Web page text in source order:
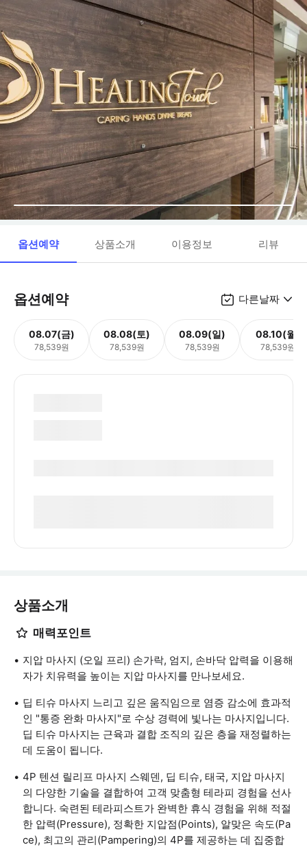
옵션예약 상품소개 이용정보 리뷰
옵션예약 다른날짜
08.07(금)
78,539원
08.08(토)
78,539원
08.09(일)
78,539원
08.10(월)
78,539원
상품소개
매력포인트
지압 마사지 (오일 프리) 손가락, 엄지, 손바닥 압력을 이용해
자가 치유력을 높이는 지압 마사지를 만나보세요.
딥 티슈 마사지 느리고 깊은 움직임으로 염증 감소에 효과적
인 "통증 완화 마사지"로 수상 경력에 빛나는 마사지입니다.
딥 티슈 마사지는 근육과 결합 조직의 깊은 층을 재정렬하는
데 도움이 됩니다.
4P 텐션 릴리프 마사지 스웨덴, 딥 티슈, 태국, 지압 마사지
의 다양한 기술을 결합하여 고객 맞춤형 테라피 경험을 선사
합니다. 숙련된 테라피스트가 완벽한 휴식 경험을 위해 적절
한 압력(Pressure), 정확한 지압점(Points), 알맞은 속도(Pa
ce), 최고의 관리(Pampering)의 4P를 제공하는 데 집중합